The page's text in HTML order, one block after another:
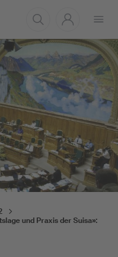
und Praxis der Suisa»: